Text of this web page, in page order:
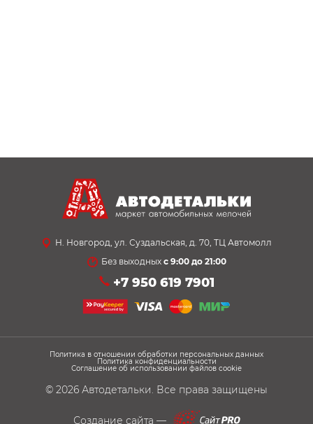
Н. Новгород, ул. Суздальская, д. 70, ТЦ Автомолл
Без выходных с 9:00 до 21:00
+7 950 619 7901
Политика в отношении обработки персональных данных
Политика конфиденциальности
Соглашение об использовании файлов cookie
© 2026 Автодетальки. Все права защищены
Создание сайта —